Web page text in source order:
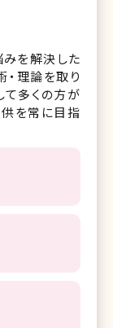
みを解決した
・理論を取り
多くの方が
を常に目指